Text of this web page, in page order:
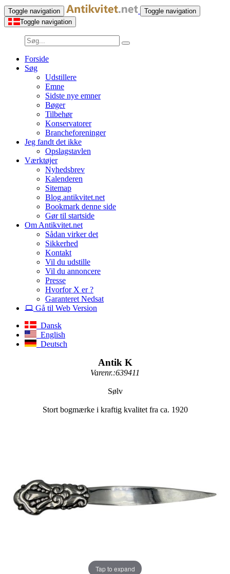
Toggle navigation
Toggle navigation
Toggle navigation
Forside
Søg
Udstillere
Emne
Sidste nye emner
Bøger
Tilbehør
Konservatorer
Brancheforeninger
Jeg fandt det ikke
Opslagstavlen
Værktøjer
Nyhedsbrev
Kalenderen
Sitemap
Blog.antikvitet.net
Bookmark denne side
Gør til startside
Om Antikvitet.net
Sådan virker det
Sikkerhed
Kontakt
Vil du udstille
Vil du annoncere
Presse
Hvorfor X er ?
Garanteret Nedsat
Gå til Web Version
Dansk
English
Deutsch
Antik K
Varenr.:639411
Sølv
Stort bogmærke i kraftig kvalitet fra ca. 1920
Tap to expand